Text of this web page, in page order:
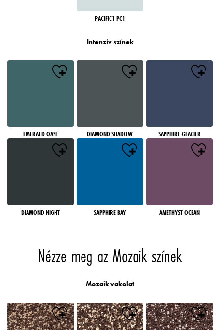
PACIFIC1 PC1
Intenzív színek
EMERALD OASE DIAMOND SHADOW SAPPHIRE GLACIER
DIAMOND NIGHT SAPPHIRE BAY AMETHYST OCEAN
Nézze meg az Mozaik színek
Mozaik vakolat